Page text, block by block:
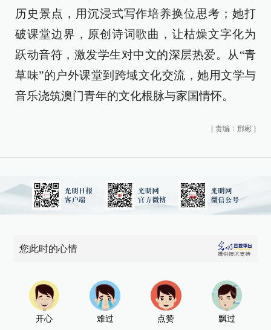
历史景点，用沉浸式写作培养换位思考；她打
破课堂边界，原创诗词歌曲，让枯燥文字化为
跃动音符，激发学生对中文的深层热爱。从“青
草味”的户外课堂到跨域文化交流，她用文学与
音乐浇筑澳门青年的文化根脉与家国情怀。
[ 责编：邢彬 ]
您此时的心情
开心 难过 点赞 飘过